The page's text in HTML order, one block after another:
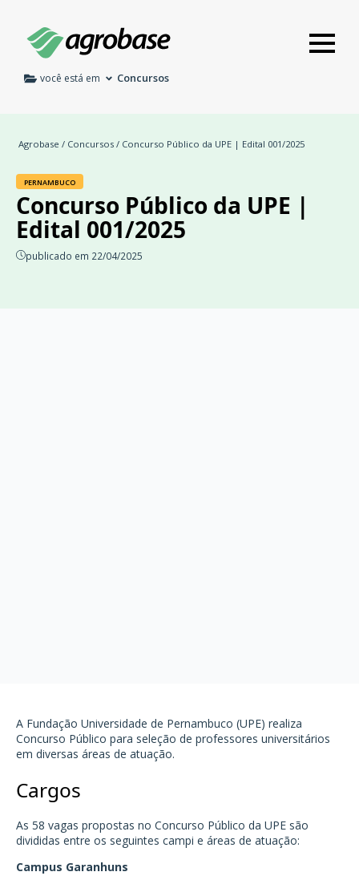
você está em Concursos
Agrobase / Concursos / Concurso Público da UPE | Edital 001/2025
PERNAMBUCO
Concurso Público da UPE |
Edital 001/2025
publicado em 22/04/2025
A Fundação Universidade de Pernambuco (UPE) realiza
Concurso Público para seleção de professores universitários
em diversas áreas de atuação.
Cargos
As 58 vagas propostas no Concurso Público da UPE são
divididas entre os seguintes campi e áreas de atuação:
Campus Garanhuns